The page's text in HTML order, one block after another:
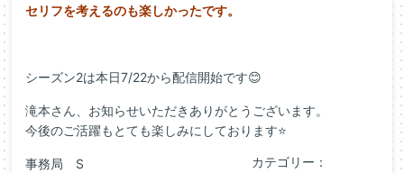
セリフを考えるのも楽しかったです。
シーズン2は本日7/22から配信開始です😊
滝本さん、お知らせいただきありがとうございます。
今後のご活躍もとても楽しみにしております⭐
事務局 S
カテゴリー：